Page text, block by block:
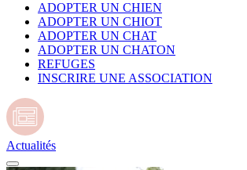
ADOPTER UN CHIEN
ADOPTER UN CHIOT
ADOPTER UN CHAT
ADOPTER UN CHATON
REFUGES
INSCRIRE UNE ASSOCIATION
Actualités